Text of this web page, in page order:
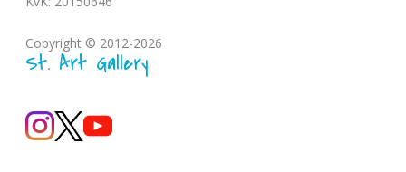
Copyright © 2012-2026
St. Art Gallery